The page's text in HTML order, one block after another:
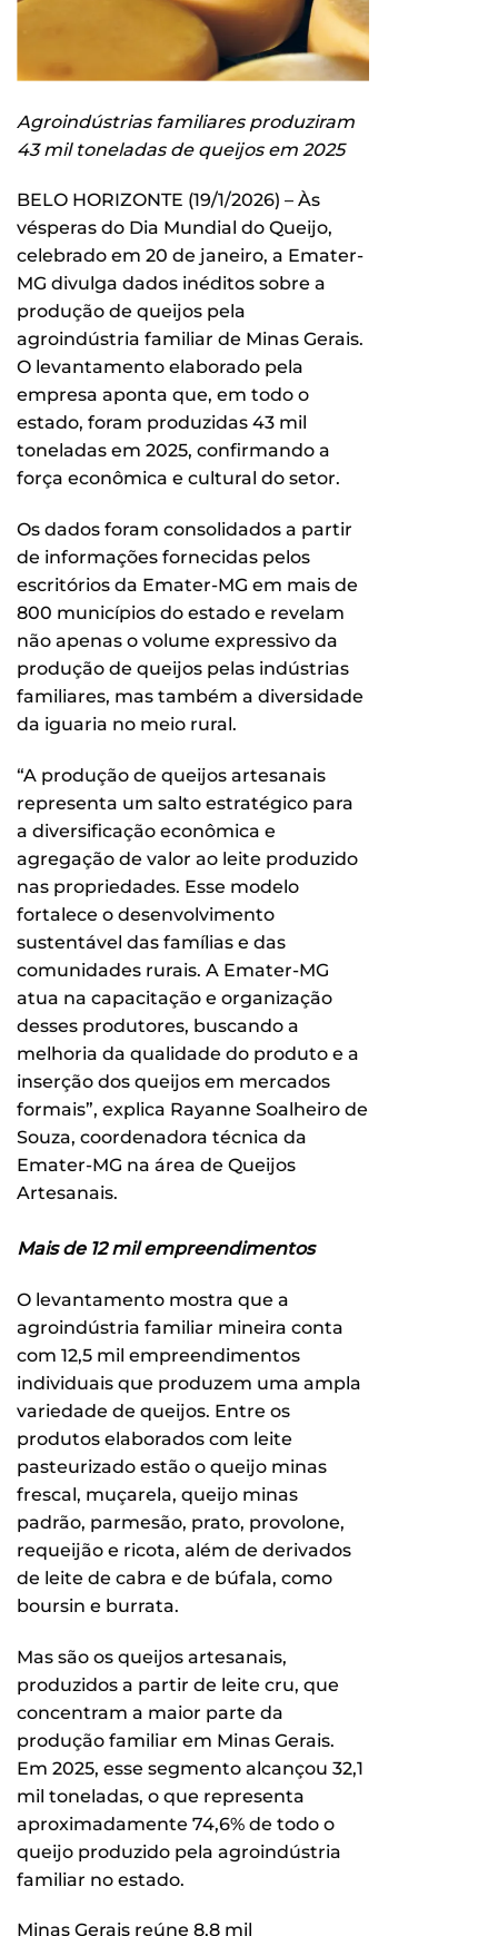
Agroindústrias familiares produziram
43 mil toneladas de queijos em 2025
BELO HORIZONTE (19/1/2026) – Às
vésperas do Dia Mundial do Queijo,
celebrado em 20 de janeiro, a Emater-
MG divulga dados inéditos sobre a
produção de queijos pela
agroindústria familiar de Minas Gerais.
O levantamento elaborado pela
empresa aponta que, em todo o
estado, foram produzidas 43 mil
toneladas em 2025, confirmando a
força econômica e cultural do setor.
Os dados foram consolidados a partir
de informações fornecidas pelos
escritórios da Emater-MG em mais de
800 municípios do estado e revelam
não apenas o volume expressivo da
produção de queijos pelas indústrias
familiares, mas também a diversidade
da iguaria no meio rural.
“A produção de queijos artesanais
representa um salto estratégico para
a diversificação econômica e
agregação de valor ao leite produzido
nas propriedades. Esse modelo
fortalece o desenvolvimento
sustentável das famílias e das
comunidades rurais. A Emater-MG
atua na capacitação e organização
desses produtores, buscando a
melhoria da qualidade do produto e a
inserção dos queijos em mercados
formais”, explica Rayanne Soalheiro de
Souza, coordenadora técnica da
Emater-MG na área de Queijos
Artesanais.
Mais de 12 mil empreendimentos
O levantamento mostra que a
agroindústria familiar mineira conta
com 12,5 mil empreendimentos
individuais que produzem uma ampla
variedade de queijos. Entre os
produtos elaborados com leite
pasteurizado estão o queijo minas
frescal, muçarela, queijo minas
padrão, parmesão, prato, provolone,
requeijão e ricota, além de derivados
de leite de cabra e de búfala, como
boursin e burrata.
Mas são os queijos artesanais,
produzidos a partir de leite cru, que
concentram a maior parte da
produção familiar em Minas Gerais.
Em 2025, esse segmento alcançou 32,1
mil toneladas, o que representa
aproximadamente 74,6% de todo o
queijo produzido pela agroindústria
familiar no estado.
Minas Gerais reúne 8,8 mil